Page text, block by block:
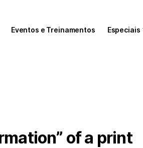
Eventos e Treinamentos Especiais
of a print